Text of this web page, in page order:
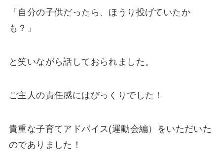
「自分の子供だったら、ほうり投げていたか
も？」
と笑いながら話しておられました。
ご主人の責任感にはびっくりでした！
貴重な子育てアドバイス(運動会編）をいただいた
のでありました！